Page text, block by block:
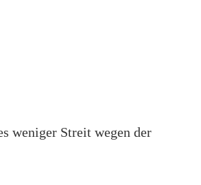
weniger Streit wegen der